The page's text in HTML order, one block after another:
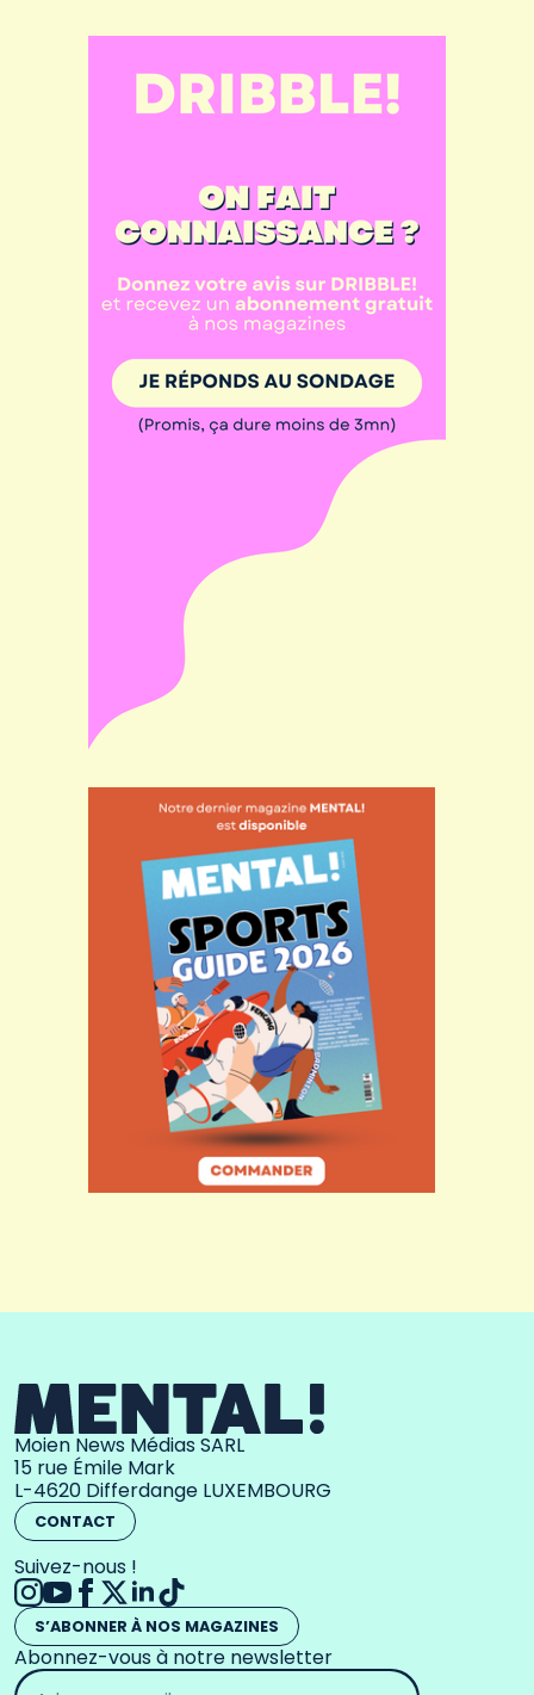
Moien News Médias SARL
15 rue Émile Mark
L-4620 Differdange LUXEMBOURG
CONTACT
Suivez-nous !
S’ABONNER À NOS MAGAZINES
Abonnez-vous à notre newsletter
Adresse